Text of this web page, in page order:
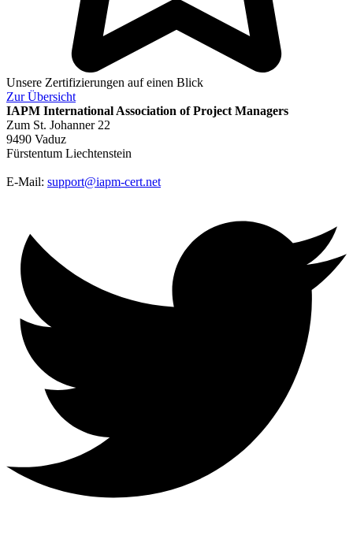
Unsere Zertifizierungen auf einen Blick
ZurÜbersicht
IAPM International Association of Project Managers
Zum St. Johanner 22
9490 Vaduz
Fürstentum Liechtenstein
E-Mail: support@iapm-cert.net